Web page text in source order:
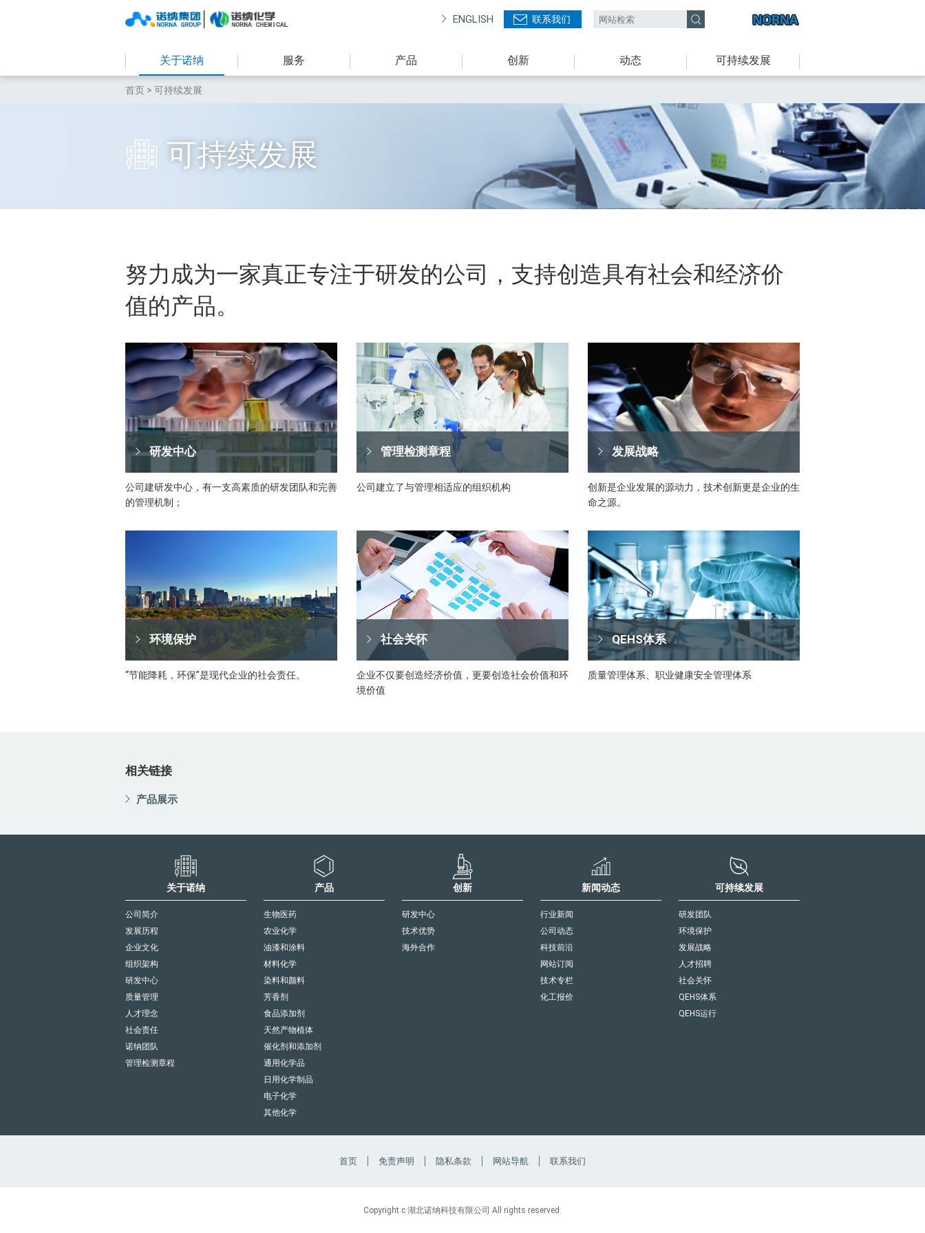
关于诺纳 服务 产品 创新 动态 可持续发展
联系我们
ENGLISH
首页 > 可持续发展
可持续发展
努力成为一家真正专注于研发的公司，支持创造具有社会和经济价
值的产品。
研发中心
公司建研发中心，有一支高素质的研发团队和完善
的管理机制；
管理检测章程
公司建立了与管理相适应的组织机构
发展战略
创新是企业发展的源动力，技术创新更是企业的生
命之源。
环境保护
“节能降耗，环保”是现代企业的社会责任。
社会关怀
企业不仅要创造经济价值，更要创造社会价值和环
境价值
QEHS体系
质量管理体系、职业健康安全管理体系
相关链接
产品展示
关于诺纳
公司简介
发展历程
企业文化
组织架构
研发中心
质量管理
人才理念
社会责任
诺纳团队
管理检测章程
产品
生物医药
农业化学
油漆和涂料
材料化学
染料和颜料
芳香剂
食品添加剂
天然产物植体
催化剂和添加剂
通用化学品
日用化学制品
电子化学
其他化学
创新
研发中心
技术优势
海外合作
新闻动态
行业新闻
公司动态
科技前沿
网站订阅
技术专栏
化工报价
可持续发展
研发团队
环境保护
发展战略
人才招聘
社会关怀
QEHS体系
QEHS运行
首页 免责声明 隐私条款 网站导航 联系我们
Copyright c 湖北诺纳科技有限公司 All rights reserved.